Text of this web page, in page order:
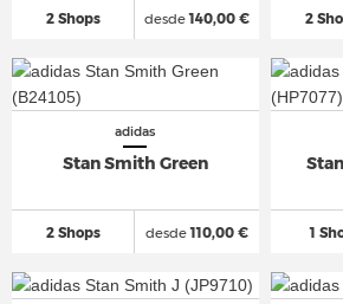
2 Shops desde140,00 € 2
adidas
Stan Smith Green
2 Shops desde110,00 € 1